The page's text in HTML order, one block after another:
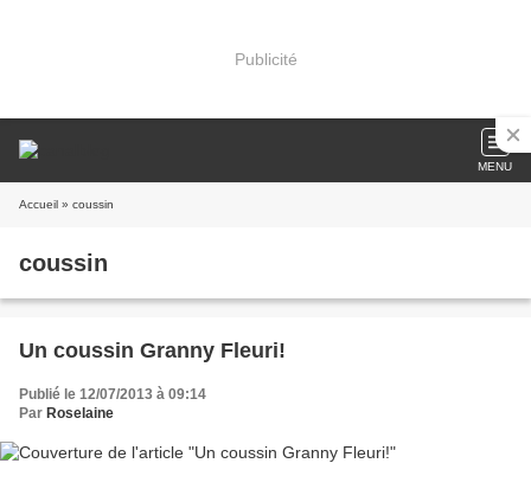
Publicité
MENU
Accueil » coussin
coussin
Un coussin Granny Fleuri!
Publié le 12/07/2013 à 09:14
Par Roselaine